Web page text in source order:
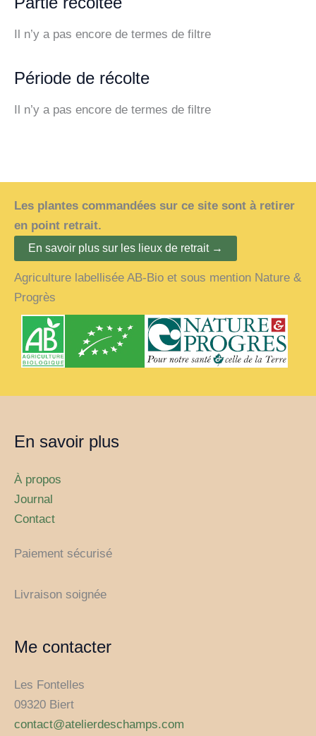
Il n’y a pas encore de termes de filtre
Période de récolte
Il n’y a pas encore de termes de filtre
Les plantes commandées sur ce site sont à retirer
en point retrait.
En savoir plus sur les lieux de retrait →
Agriculture labellisée AB-Bio et sous mention Nature &
Progrès
En savoir plus
À propos
Journal
Contact
Paiement sécurisé
Livraison soignée
Me contacter
Les Fontelles
09320 Biert
contact@atelierdeschamps.com